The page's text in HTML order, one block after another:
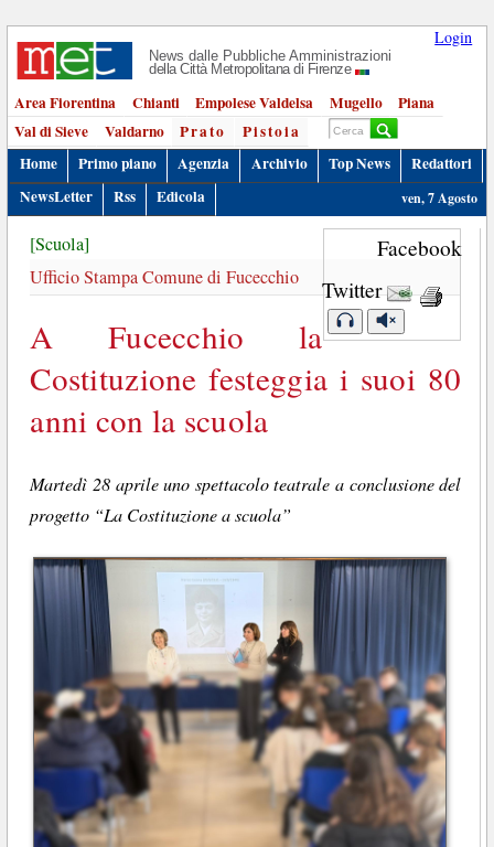
Login
News dalle Pubbliche Amministrazioni
della Città Metropolitana di Firenze
Area Fiorentina Chianti Empolese Valdelsa Mugello
Piana
Val di Sieve
Valdarno Prato
Pistoia
Home
Primo piano Agenzia Archivio Top News
Redattori
NewsLetter
Rss Edicola ven, 7 Agosto
Facebook
Twitter
[Scuola]
Ufficio Stampa Comune di Fucecchio
A Fucecchio la
Costituzione festeggia i suoi 80
anni con la scuola
Martedì 28 aprile uno spettacolo teatrale a conclusione del
progetto “La Costituzione a scuola”